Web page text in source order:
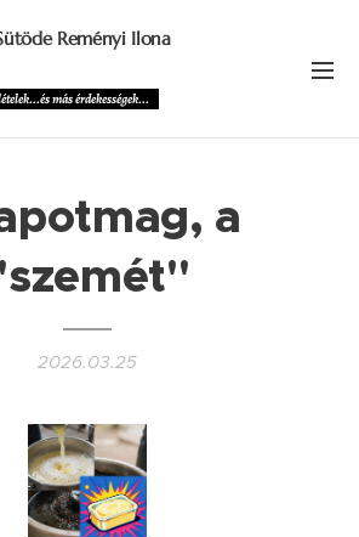
Reményi Ilona
más érdekességek...
a
2026.03.25